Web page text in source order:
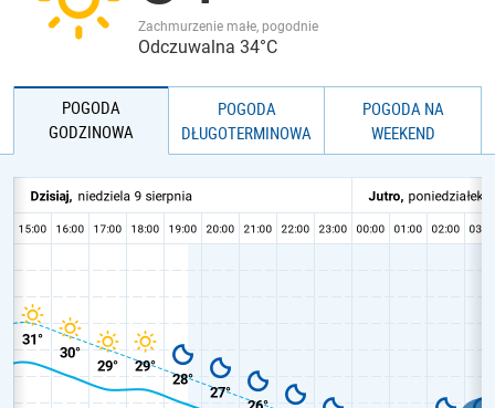
Zachmurzenie małe, pogodnie
Odczuwalna 34°C
POGODA
GODZINOWA
POGODA
DŁUGOTERMINOWA
POGODA NA
WEEKEND